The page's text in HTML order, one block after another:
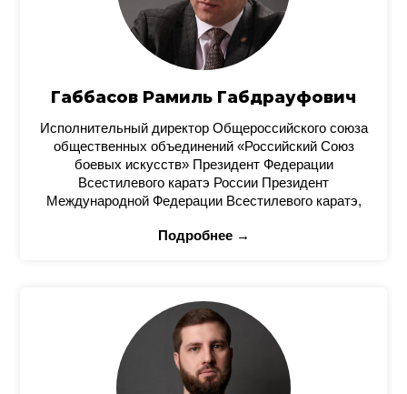
Габбасов Рамиль Габдрауфович
Исполнительный директор Общероссийского союза
общественных объединений «Российский Союз
боевых искусств» Президент Федерации
Всестилевого каратэ России Президент
Международной Федерации Всестилевого каратэ,
Подробнее →